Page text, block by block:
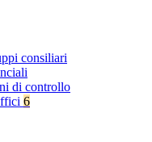
consiliari
di controllo
6